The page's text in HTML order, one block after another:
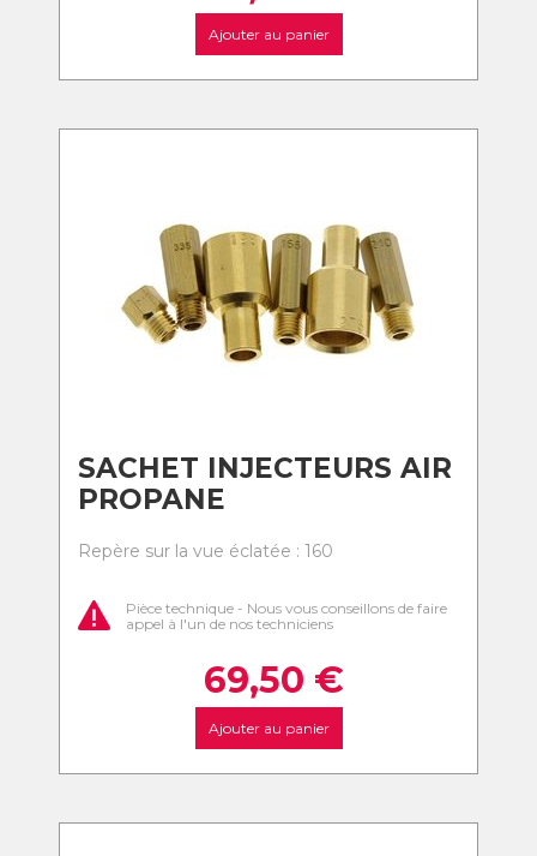
Ajouter au panier
SACHET INJECTEURS AIR
PROPANE
Repère sur la vue éclatée : 160
Pièce technique - Nous vous conseillons de faire
appel à l'un de nos techniciens
69,50 €
Ajouter au panier